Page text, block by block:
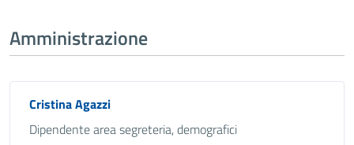
Amministrazione
Cristina Agazzi
Dipendente area segreteria, demografici